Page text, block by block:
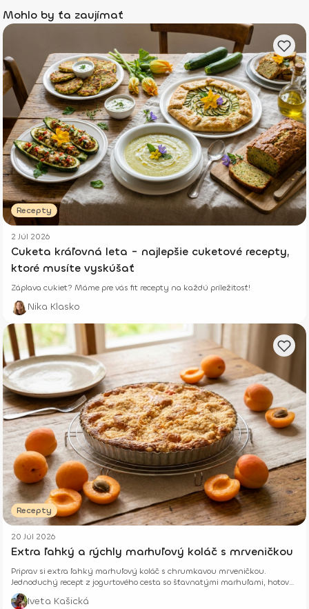
Mohlo by ťa zaujímať
Recepty
2 Júl 2026
Cuketa kráľovná leta - najlepšie cuketové recepty,
ktoré musíte vyskúšať
Záplava cukiet? Máme pre vás fit recepty na každú príležitosť!
Nika Klasko
Recepty
20 Júl 2026
Extra ľahký a rýchly marhuľový koláč s mrveničkou
Priprav si extra ľahký marhuľový koláč s chrumkavou mrveničkou.
Jednoduchý recept z jogurtového cesta so šťavnatými marhuľami, hotový
z pár surovín.
Iveta Kašická